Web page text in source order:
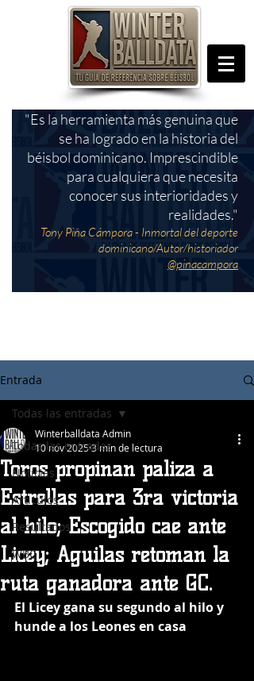
"Es la herramienta más genuina que
se ha logrado en la historia del
béisbol dominicano. Imprescindible
para cualquiera que necesita
conocer sus interioridades y
realidades."
Tony Piña Cámpora - Inmortal del deporte
dominicano/Autor/historiador
@pinacampora
Entrada
Todas las entradas
Noticias
Articulos
Resultados
WBC
Todas las entradas
Toros propinan paliza a
Estrellas para 3ra victoria
al hilo; Escogido cae ante
Licey; Aguilas retoman la
ruta ganadora ante GC.
Winterballdata Admin
10 nov 20253 min de lectura
El Licey gana su segundo al hilo y
hunde a los Leones en casa